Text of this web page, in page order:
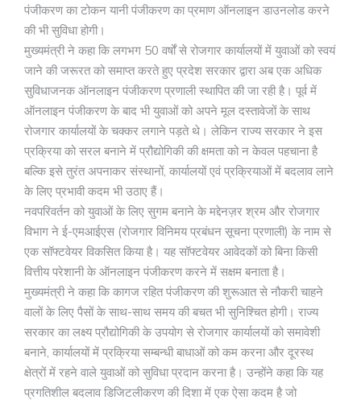
पंजीकरण का टोकन यानी पंजीकरण का प्रमाण ऑनलाइन डाउनलोड करने
की भी सुविधा होगी।
मुख्यमंत्री ने कहा कि लगभग 50 वर्षों से रोजगार कार्यालयों में युवाओं को स्वयं
जाने की जरूरत को समाप्त करते हुए प्रदेश सरकार द्वारा अब एक अधिक
सुविधाजनक ऑनलाइन पंजीकरण प्रणाली स्थापित की जा रही है। पूर्व में
ऑनलाइन पंजीकरण के बाद भी युवाओं को अपने मूल दस्तावेजों के साथ
रोजगार कार्यालयों के चक्कर लगाने पड़ते थे। लेकिन राज्य सरकार ने इस
प्रक्रिया को सरल बनाने में प्रौद्योगिकी की क्षमता को न केवल पहचाना है
बल्कि इसे तुरंत अपनाकर संस्थानों, कार्यालयों एवं प्रक्रियाओं में बदलाव लाने
के लिए प्रभावी कदम भी उठाए हैं।
नवपरिवर्तन को युवाओं के लिए सुगम बनाने के मद्देनज़र श्रम और रोजगार
विभाग ने ई-एमआईएस (रोजगार विनिमय प्रबंधन सूचना प्रणाली) के नाम से
एक सॉफ्टवेयर विकसित किया है। यह सॉफ्टवेयर आवेदकों को बिना किसी
वित्तीय परेशानी के ऑनलाइन पंजीकरण करने में सक्षम बनाता है।
मुख्यमंत्री ने कहा कि कागज रहित पंजीकरण की शुरूआत से नौकरी चाहने
वालों के लिए पैसों के साथ-साथ समय की बचत भी सुनिश्चित होगी। राज्य
सरकार का लक्ष्य प्रौद्योगिकी के उपयोग से रोजगार कार्यालयों को समावेशी
बनाने, कार्यालयों में प्रक्रिया सम्बन्धी बाधाओं को कम करना और दूरस्थ
क्षेत्रों में रहने वाले युवाओं को सुविधा प्रदान करना है। उन्होंने कहा कि यह
प्रगतिशील बदलाव डिजिटलीकरण की दिशा में एक ऐसा कदम है जो